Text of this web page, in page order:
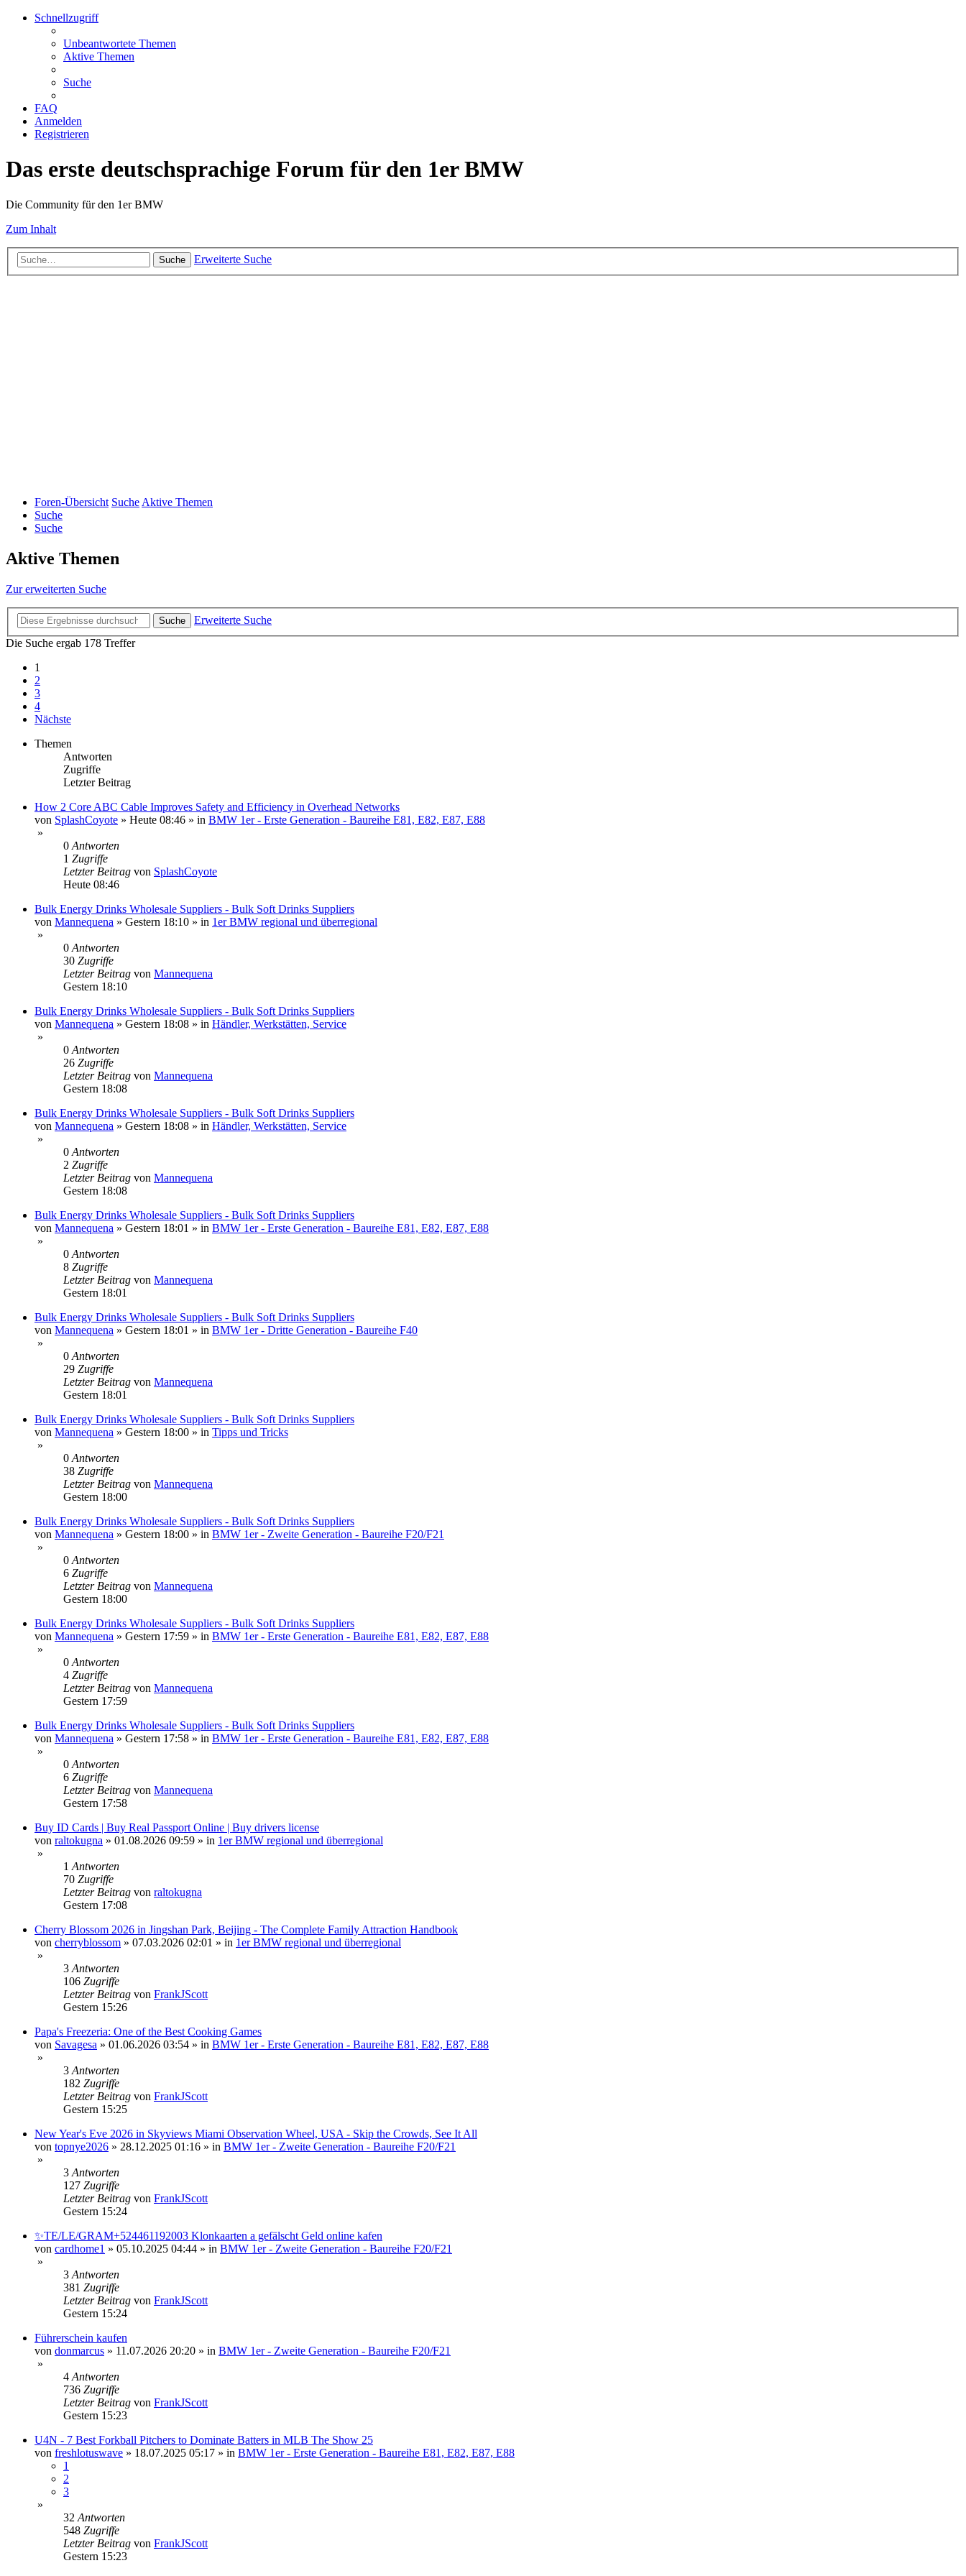
Schnellzugriff
Unbeantwortete Themen
Aktive Themen
Suche
FAQ
Anmelden
Registrieren
Das erste deutschsprachige Forum für den 1er BMW
Die Community für den 1er BMW
Zum Inhalt
Suche Erweiterte Suche
Foren-Übersicht SucheAktive Themen
Suche
Suche
Aktive Themen
Zur erweiterten Suche
Suche
Erweiterte Suche
Die Suche ergab 178 Treffer
1
2
3
4
Nächste
Themen
Antworten
Zugriffe
Letzter Beitrag
How 2 Core ABC Cable Improves Safety and Efficiency in Overhead Networks
von SplashCoyote » Heute 08:46 » in BMW 1er - Erste Generation - Baureihe E81, E82, E87, E88
»
0 Antworten
1 Zugriffe
Letzter Beitrag von SplashCoyote
Heute 08:46
Bulk Energy Drinks Wholesale Suppliers - Bulk Soft Drinks Suppliers
von Mannequena » Gestern 18:10 » in 1er BMW regional und überregional
»
0 Antworten
30 Zugriffe
Letzter Beitrag von Mannequena
Gestern 18:10
Bulk Energy Drinks Wholesale Suppliers - Bulk Soft Drinks Suppliers
von Mannequena » Gestern 18:08 » in Händler, Werkstätten, Service
»
0 Antworten
26 Zugriffe
Letzter Beitrag von Mannequena
Gestern 18:08
Bulk Energy Drinks Wholesale Suppliers - Bulk Soft Drinks Suppliers
von Mannequena » Gestern 18:08 » in Händler, Werkstätten, Service
»
0 Antworten
2 Zugriffe
Letzter Beitrag von Mannequena
Gestern 18:08
Bulk Energy Drinks Wholesale Suppliers - Bulk Soft Drinks Suppliers
von Mannequena » Gestern 18:01 » in BMW 1er - Erste Generation - Baureihe E81, E82, E87, E88
»
0 Antworten
8 Zugriffe
Letzter Beitrag von Mannequena
Gestern 18:01
Bulk Energy Drinks Wholesale Suppliers - Bulk Soft Drinks Suppliers
von Mannequena » Gestern 18:01 » in BMW 1er - Dritte Generation - Baureihe F40
»
0 Antworten
29 Zugriffe
Letzter Beitrag von Mannequena
Gestern 18:01
Bulk Energy Drinks Wholesale Suppliers - Bulk Soft Drinks Suppliers
von Mannequena » Gestern 18:00 » in Tipps und Tricks
»
0 Antworten
38 Zugriffe
Letzter Beitrag von Mannequena
Gestern 18:00
Bulk Energy Drinks Wholesale Suppliers - Bulk Soft Drinks Suppliers
von Mannequena » Gestern 18:00 » in BMW 1er - Zweite Generation - Baureihe F20/F21
»
0 Antworten
6 Zugriffe
Letzter Beitrag von Mannequena
Gestern 18:00
Bulk Energy Drinks Wholesale Suppliers - Bulk Soft Drinks Suppliers
von Mannequena » Gestern 17:59 » in BMW 1er - Erste Generation - Baureihe E81, E82, E87, E88
»
0 Antworten
4 Zugriffe
Letzter Beitrag von Mannequena
Gestern 17:59
Bulk Energy Drinks Wholesale Suppliers - Bulk Soft Drinks Suppliers
von Mannequena » Gestern 17:58 » in BMW 1er - Erste Generation - Baureihe E81, E82, E87, E88
»
0 Antworten
6 Zugriffe
Letzter Beitrag von Mannequena
Gestern 17:58
Buy ID Cards | Buy Real Passport Online | Buy drivers license
von raltokugna » 01.08.2026 09:59 » in 1er BMW regional und überregional
»
1 Antworten
70 Zugriffe
Letzter Beitrag von raltokugna
Gestern 17:08
Cherry Blossom 2026 in Jingshan Park, Beijing - The Complete Family Attraction Handbook
von cherryblossom » 07.03.2026 02:01 » in 1er BMW regional und überregional
»
3 Antworten
106 Zugriffe
Letzter Beitrag von FrankJScott
Gestern 15:26
Papa's Freezeria: One of the Best Cooking Games
von Savagesa » 01.06.2026 03:54 » in BMW 1er - Erste Generation - Baureihe E81, E82, E87, E88
»
3 Antworten
182 Zugriffe
Letzter Beitrag von FrankJScott
Gestern 15:25
New Year's Eve 2026 in Skyviews Miami Observation Wheel, USA - Skip the Crowds, See It All
von topnye2026 » 28.12.2025 01:16 » in BMW 1er - Zweite Generation - Baureihe F20/F21
»
3 Antworten
127 Zugriffe
Letzter Beitrag von FrankJScott
Gestern 15:24
✨TE/LE/GRAM+524461192003 Klonkaarten a gefälscht Geld online kafen
von cardhome1 » 05.10.2025 04:44 » in BMW 1er - Zweite Generation - Baureihe F20/F21
»
3 Antworten
381 Zugriffe
Letzter Beitrag von FrankJScott
Gestern 15:24
Führerschein kaufen
von donmarcus » 11.07.2026 20:20 » in BMW 1er - Zweite Generation - Baureihe F20/F21
»
4 Antworten
736 Zugriffe
Letzter Beitrag von FrankJScott
Gestern 15:23
U4N - 7 Best Forkball Pitchers to Dominate Batters in MLB The Show 25
von freshlotuswave » 18.07.2025 05:17 » in BMW 1er - Erste Generation - Baureihe E81, E82, E87, E88
1
2
3
»
32 Antworten
548 Zugriffe
Letzter Beitrag von FrankJScott
Gestern 15:23